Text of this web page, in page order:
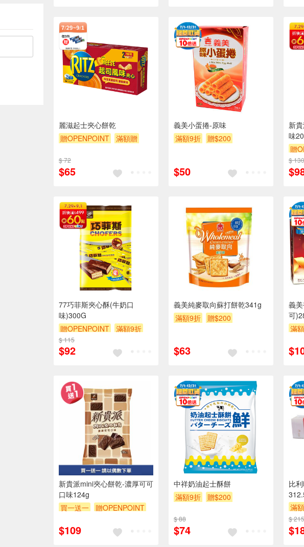
麗滋起士夾心餅乾
贈OPENPOINT
滿額贈
$ 72
$65
義美小蛋捲-原味
滿額9折
贈$200
$50
新
味
贈
贈
$ 130
77巧菲斯夾心酥(牛奶口
味)300G
贈OPENPOINT
滿額9折
贈$200
$ 115
$92
義美純麥取向蘇打餅乾341g
滿額9折
贈$200
$63
義
可
滿
新貴派mini夾心餅乾-濃厚可可
口味124g
買一送一
贈OPENPOINT
$109
中祥奶油起士酥餅
滿額9折
贈$200
$ 88
$74
比
滿
$ 215